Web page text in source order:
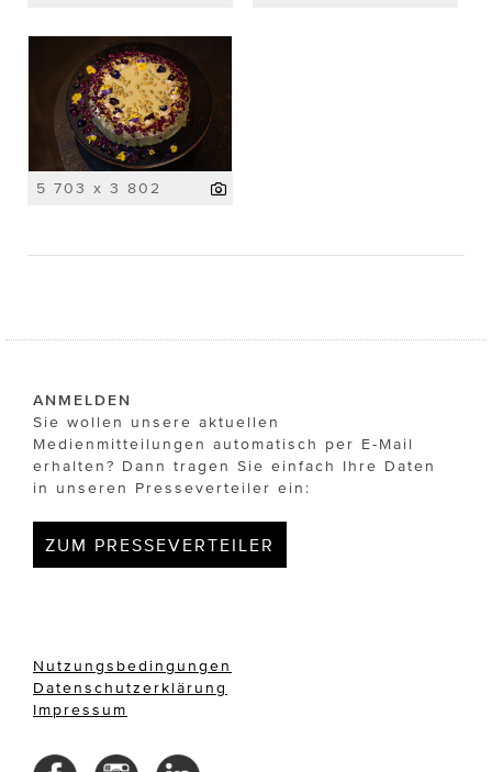
5 703 x 3 802
ANMELDEN
Sie wollen unsere aktuellen
Medienmitteilungen automatisch per E-Mail
erhalten? Dann tragen Sie einfach Ihre Daten
in unseren Presseverteiler ein:
ZUM PRESSEVERTEILER
Nutzungsbedingungen
Datenschutzerklärung
Impressum